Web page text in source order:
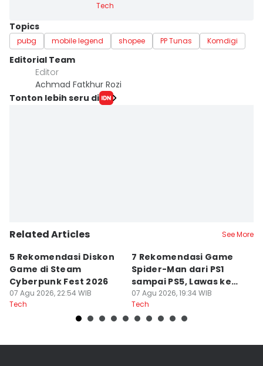
Tech
Topics
pubg mobile legend shopee PP Tunas Komdigi
Editorial Team
Editor
Achmad Fatkhur Rozi
Tonton lebih seru di
Related Articles See More
5 Rekomendasi Diskon
Game di Steam
Cyberpunk Fest 2026
07 Agu 2026, 22:54 WIB
Tech
7 Rekomendasi Game
Spider-Man dari PS1
sampai PS5, Lawas ke
Modern
07 Agu 2026, 19:34 WIB
Tech